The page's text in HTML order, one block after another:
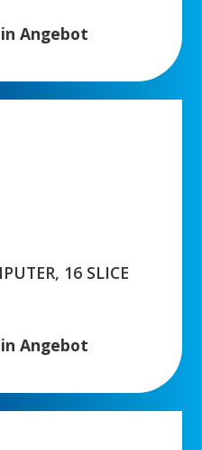
Angebot
16 SLICE
Angebot